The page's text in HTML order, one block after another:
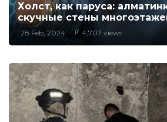
Холст, как паруса:
скучные стены
28 Feb, 2024 4,707 views